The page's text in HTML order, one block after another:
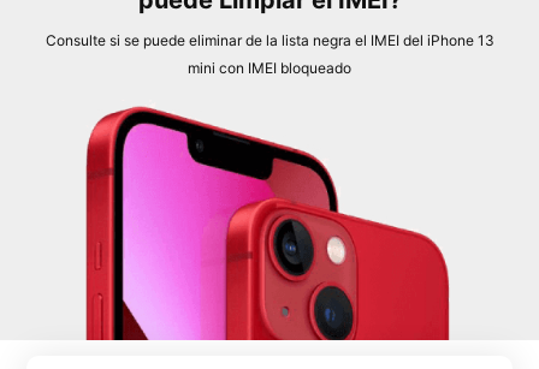
Consulte si se puede eliminar de la lista negra el IMEI del iPhone 13
mini con IMEI bloqueado